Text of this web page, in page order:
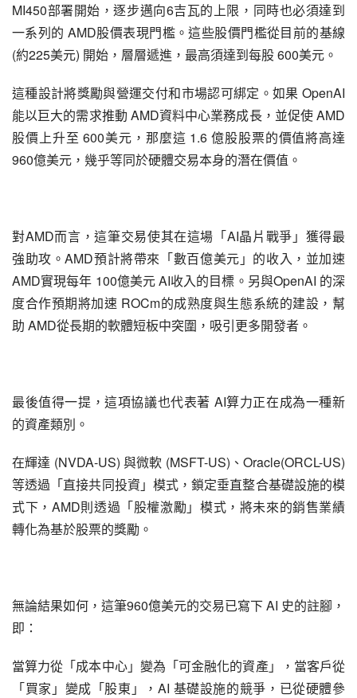
MI450部署開始，逐步邁向6吉瓦的上限，同時也必須達到
一系列的 AMD股價表現門檻。這些股價門檻從目前的基線
(約225美元) 開始，層層遞進，最高須達到每股 600美元。
這種設計將獎勵與營運交付和市場認可綁定。如果 OpenAI
能以巨大的需求推動 AMD資料中心業務成長，並促使 AMD
股價上升至 600美元，那麼這 1.6 億股股票的價值將高達
960億美元，幾乎等同於硬體交易本身的潛在價值。
對AMD而言，這筆交易使其在這場「AI晶片戰爭」獲得最
強助攻。AMD預計將帶來「數百億美元」的收入，並加速
AMD實現每年 100億美元 AI收入的目標。另與OpenAI 的深
度合作預期將加速 ROCm的成熟度與生態系統的建設，幫
助 AMD從長期的軟體短板中突圍，吸引更多開發者。
最後值得一提，這項協議也代表著 AI算力正在成為一種新
的資產類別。
在輝達 (NVDA-US) 與微軟 (MSFT-US)、Oracle(ORCL-US)
等透過「直接共同投資」模式，鎖定垂直整合基礎設施的模
式下，AMD則透過「股權激勵」模式，將未來的銷售業績
轉化為基於股票的獎勵。
無論結果如何，這筆960億美元的交易已寫下 AI 史的註腳，
即：
當算力從「成本中心」變為「可金融化的資產」，當客戶從
「買家」變成「股東」，AI 基礎設施的競爭，已從硬體參